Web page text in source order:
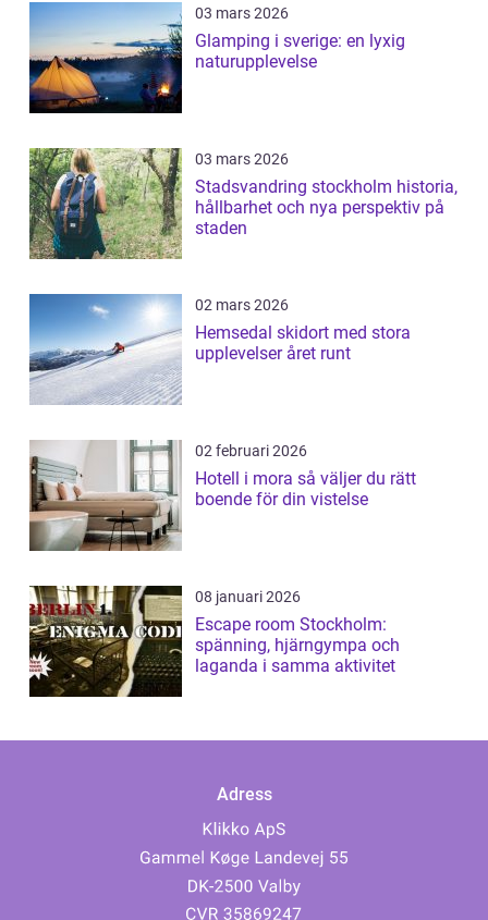
03 mars 2026
Glamping i sverige: en lyxig
naturupplevelse
03 mars 2026
Stadsvandring stockholm historia,
hållbarhet och nya perspektiv på
staden
02 mars 2026
Hemsedal skidort med stora
upplevelser året runt
02 februari 2026
Hotell i mora så väljer du rätt
boende för din vistelse
08 januari 2026
Escape room Stockholm:
spänning, hjärngympa och
laganda i samma aktivitet
Adress